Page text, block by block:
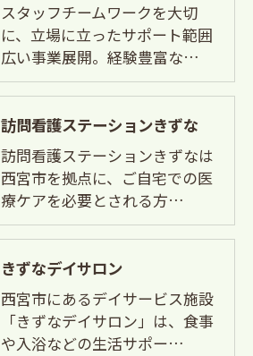
スタッフチームワークを大切
に、立場に立ったサポート範囲
広い事業展開。経験豊富な…
訪問看護ステーションきずな
訪問看護ステーションきずなは
西宮市を拠点に、ご自宅での医
療ケアを必要とされる方…
きずなデイサロン
西宮市にあるデイサービス施設
「きずなデイサロン」は、食事
や入浴などの生活サポー…